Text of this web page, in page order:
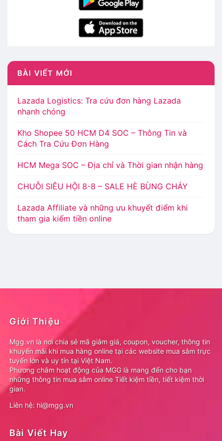
BÀI VIẾT MỚI
Lazada Logistics: Tra cứu đơn hàng Lazada
nhanh chóng
Kho Shopee 50 HCM D4 SOC – Thông Tin và
Cách Tra Cứu Đơn Hàng
HCM Mega SOC – Địa chỉ và Thời gian nhận hàng
CHUỖI SIÊU HỘI 8-8 – SALE HÈ BÙNG CHÁY
Lazada Affiliate và những ưu khuyết điểm khi
tham gia kiếm tiền online
Giới Thiệu
Mgg.vn là nơi chia sẻ mã giảm giá, coupon, voucher, thông tin
khuyến mãi khi mua hàng online tại các website mua sắm trực
tuyến lớn và uy tín tại Việt Nam.
Phương châm hoạt động của MGG là mang đến cho bạn
những thông tin mua sắm online Tiết kiệm tiền, tiết kiệm thời
gian.
Liên hệ: hi@mgg.vn
Bài Viết Hay